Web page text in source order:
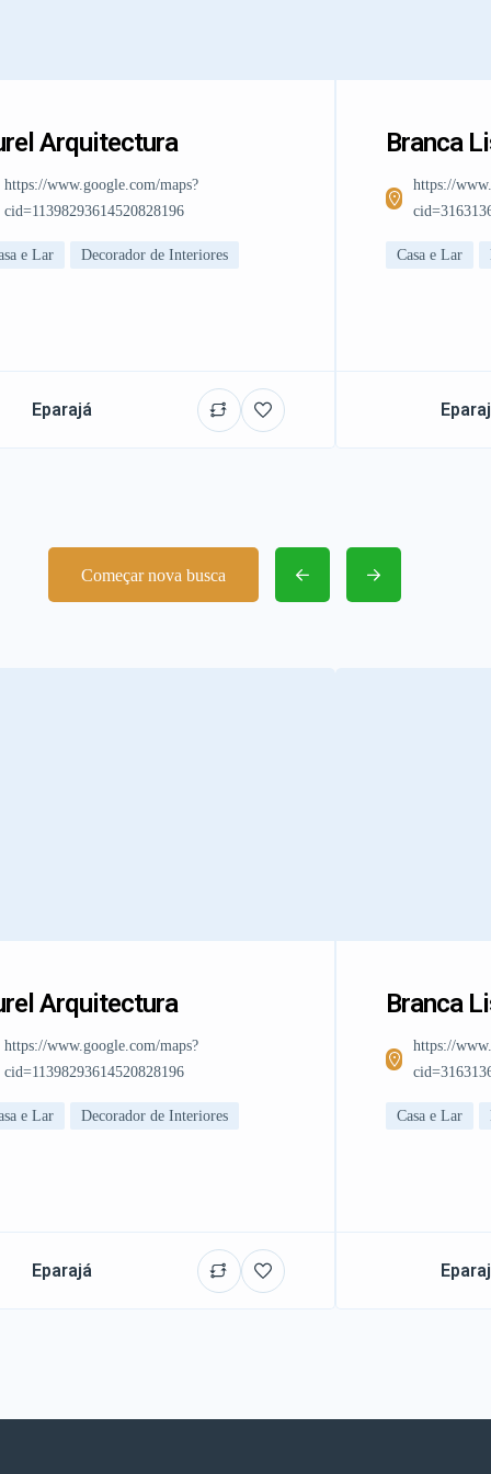
Arquitectura
https://www.google.com/maps?
cid=11398293614520828196
e Lar Decorador de Interiores
Eparajá
Branca
https://
Casa e Lar
Começar nova busca
Arquitectura
https://www.google.com/maps?
cid=11398293614520828196
e Lar Decorador de Interiores
Eparajá
Branca
https://
Casa e Lar